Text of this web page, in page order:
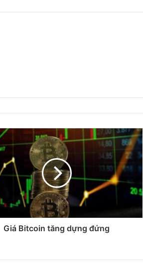
Giá Bitcoin tăng dựng đứng